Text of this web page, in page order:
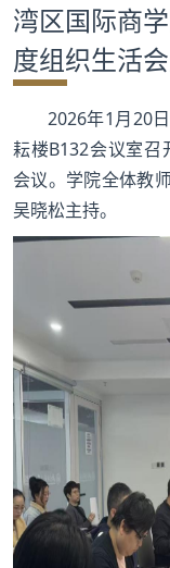
人才招聘
湾区国际商
度组织生活
2026年1月20
耘楼B132会议室召
会议。学院全体教
吴晓松主持。